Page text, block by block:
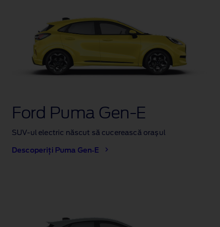
Ford Puma Gen‑E
SUV‑ul electric născut să cucerească orașul
Descoperiți Puma Gen‑E